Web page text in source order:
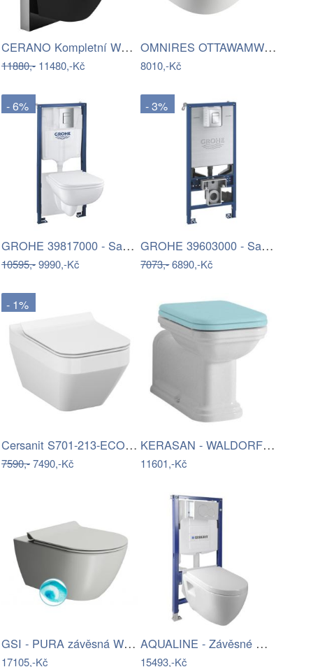
CERANO Kompletní WC set sanitární…
11880,- 11480,-Kč
OMNIRES OTTAWAMWBM - Závěsné WC s…
8010,-Kč
- 6%
GROHE 39817000 - Sada pro WC SOLIDO 1…
10595,-9990,-Kč
- 3%
GROHE 39603000 - Sada 3 v 1 WC RAPID…
7073,-6890,-Kč
- 1%
Cersanit S701-213-ECO - Závěsné WC s…
7590,-7490,-Kč
KERASAN - WALDORF WC mísa stojící,…
11601,-Kč
GSI - PURA závěsná WC mísa, Swirlflush,…
17105,-Kč
AQUALINE - Závěsné WC Nera s…
15493,-Kč